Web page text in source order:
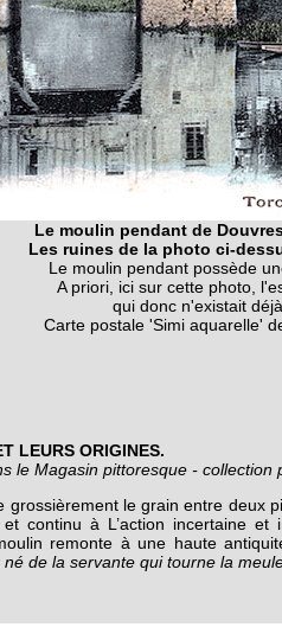
Le moulin pendant de
Les ruines de la photo ci-
Le moulin pendant possède
A priori, ici sur cette photo,
qui donc n'existait
Carte postale 'Simi aquarelle'
LEURS ORIGINES.
le Magasin pittoresque - collection
grossièrement le grain entre deux
continu à L’action incertaine
remonte à une haute
né de la servante qui tourne la